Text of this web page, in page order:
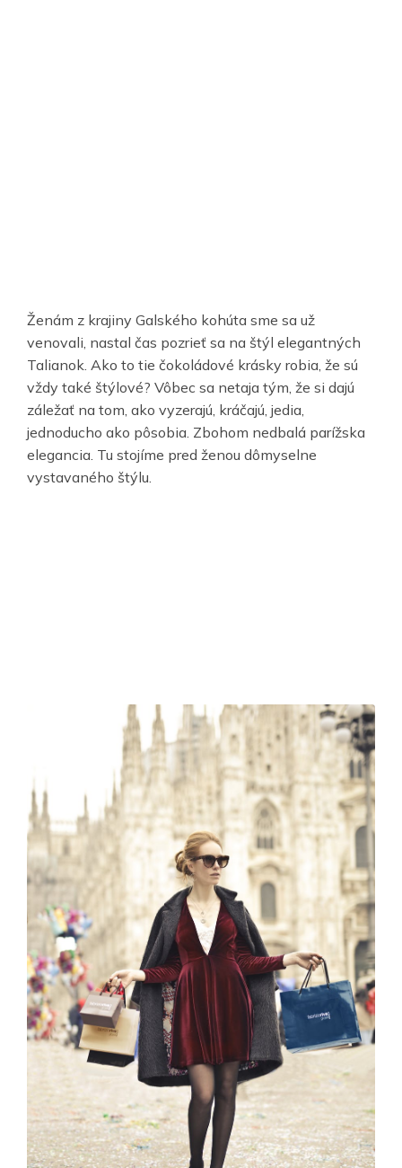
Ženám z krajiny Galského kohúta sme sa už
venovali, nastal čas pozrieť sa na štýl elegantných
Talianok. Ako to tie čokoládové krásky robia, že sú
vždy také štýlové? Vôbec sa netaja tým, že si dajú
záležať na tom, ako vyzerajú, kráčajú, jedia,
jednoducho ako pôsobia. Zbohom nedbalá parížska
elegancia. Tu stojíme pred ženou dômyselne
vystavaného štýlu.